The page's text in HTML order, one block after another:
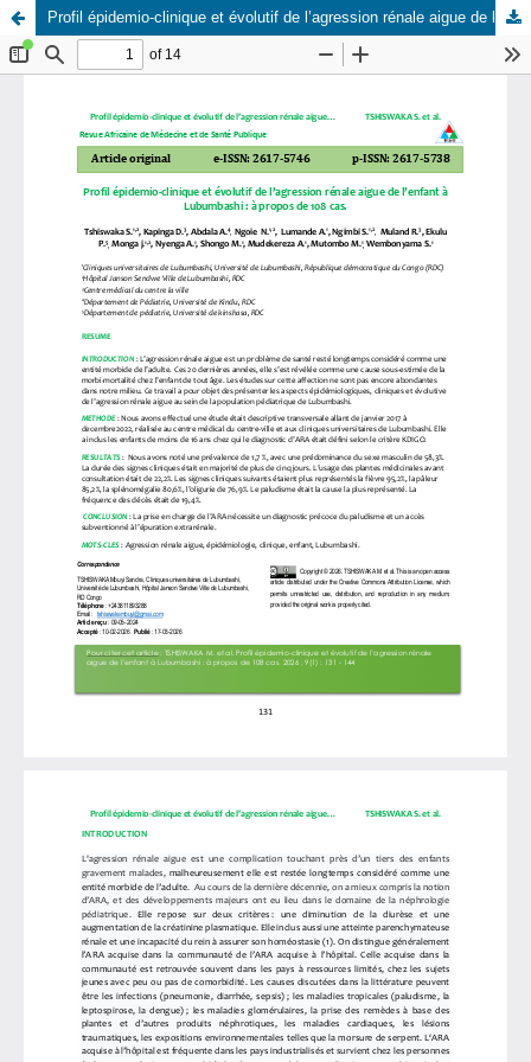
Profil épidemio-clinique et évolutif de l’agression rénale aigue de l’enfant à Lubumbashi : à propos de 108 cas.